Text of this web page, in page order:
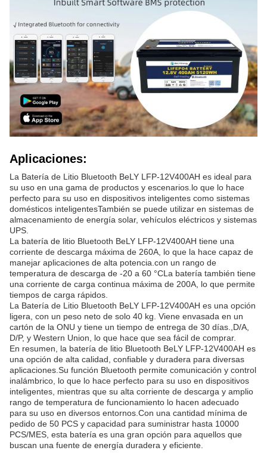
Aplicaciones:
La Batería de Litio Bluetooth BeLY LFP-12V400AH es ideal para
su uso en una gama de productos y escenarios.lo que lo hace
perfecto para su uso en dispositivos inteligentes como sistemas
domésticos inteligentesTambién se puede utilizar en sistemas de
almacenamiento de energía solar, vehículos eléctricos y sistemas
UPS.
La batería de litio Bluetooth BeLY LFP-12V400AH tiene una
corriente de descarga máxima de 260A, lo que la hace capaz de
manejar aplicaciones de alta potencia.con un rango de
temperatura de descarga de -20 a 60 °CLa batería también tiene
una corriente de carga continua máxima de 200A, lo que permite
tiempos de carga rápidos.
La Batería de Litio Bluetooth BeLY LFP-12V400AH es una opción
ligera, con un peso neto de solo 40 kg. Viene envasada en un
cartón de la ONU y tiene un tiempo de entrega de 30 días.,D/A,
D/P, y Western Union, lo que hace que sea fácil de comprar.
En resumen, la batería de litio Bluetooth BeLY LFP-12V400AH es
una opción de alta calidad, confiable y duradera para diversas
aplicaciones.Su función Bluetooth permite comunicación y control
inalámbrico, lo que lo hace perfecto para su uso en dispositivos
inteligentes, mientras que su alta corriente de descarga y amplio
rango de temperatura de funcionamiento lo hacen adecuado
para su uso en diversos entornos.Con una cantidad mínima de
pedido de 50 PCS y capacidad para suministrar hasta 10000
PCS/MES, esta batería es una gran opción para aquellos que
buscan una fuente de energía duradera y eficiente.